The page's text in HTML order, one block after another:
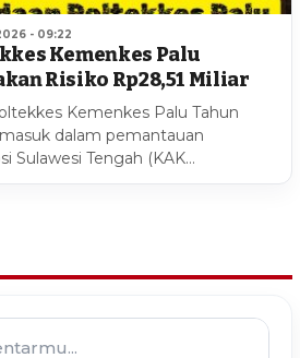
- 09:22
Kemenkes Palu
Risiko Rp28,51 Miliar
Kemenkes Palu Tahun
dalam pemantauan
Sulawesi Tengah (KAK…